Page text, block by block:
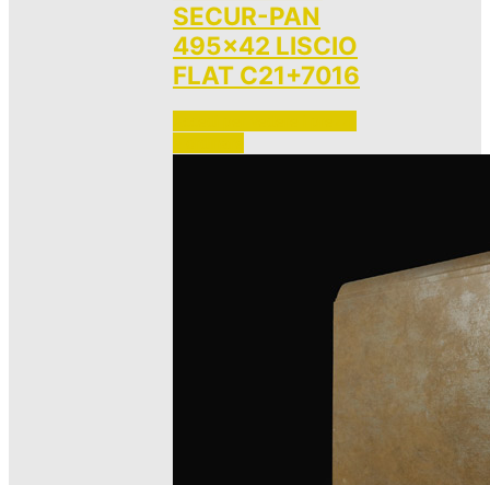
SECUR-PAN
495×42 LISCIO
FLAT C21+7016